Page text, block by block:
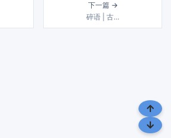
下一篇 →
碎语 | 古…